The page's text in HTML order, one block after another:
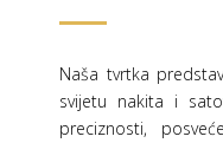
Naša tvrtka
svijetu nakita i
preciznosti,